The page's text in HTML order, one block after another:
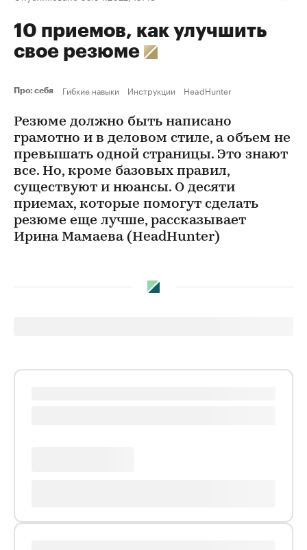
10 приемов, как улучшить
свое резюме
Про: себя Гибкие навыки Инструкции HeadHunter
Резюме должно быть написано
грамотно и в деловом стиле, а объем не
превышать одной страницы. Это знают
все. Но, кроме базовых правил,
существуют и нюансы. О десяти
приемах, которые помогут сделать
резюме еще лучше, рассказывает
Ирина Мамаева (HeadHunter)